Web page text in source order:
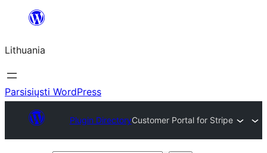
turinio
Lithuania
Parsisiųsti WordPress
Plugin DirectoryCustomer Portal for Stripe